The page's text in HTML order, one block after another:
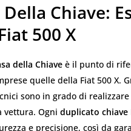
Della Chiave:
500 X
della Chiave è il punto di
quelle della Fiat 500 X.
sono in grado di
vettura. Ogni duplicato chiave
e precisione, così da